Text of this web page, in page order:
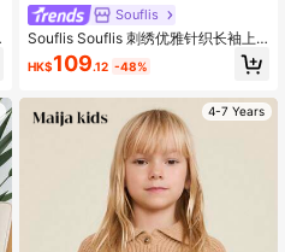
Souflis
Souflis Souflis 刺绣优雅针织长袖上
衣和裙子两件套，适合居家、外出和
聚会
HK$109.12 -48%
4-7 Years